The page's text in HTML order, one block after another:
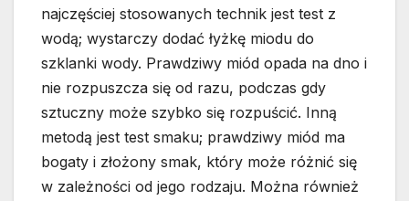
najczęściej stosowanych technik jest test z
wodą; wystarczy dodać łyżkę miodu do
szklanki wody. Prawdziwy miód opada na dno i
nie rozpuszcza się od razu, podczas gdy
sztuczny może szybko się rozpuścić. Inną
metodą jest test smaku; prawdziwy miód ma
bogaty i złożony smak, który może różnić się
w zależności od jego rodzaju. Można również